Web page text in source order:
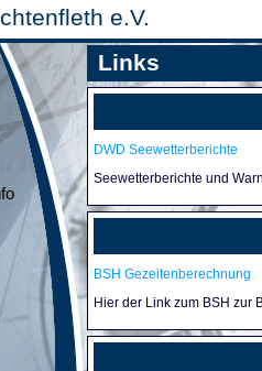
e.V.
Links
DWD Seewetterberichte
Seewetterberichte und
BSH Gezeitenberechnung
Hier der Link zum BSH zur